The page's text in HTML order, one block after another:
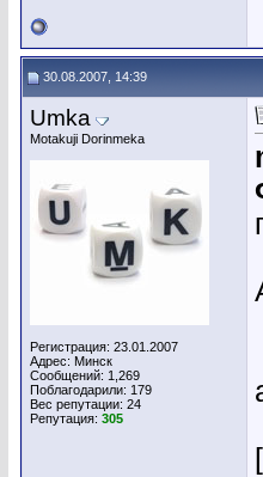
30.08.2007, 14:39
Umka
Motakuji Dorinmeka
Регистрация: 23.01.2007
Адрес: Минск
Сообщений: 1,269
Поблагодарили: 179
Вес репутации: 24
Репутация: 305